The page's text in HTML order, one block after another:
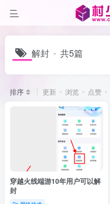
解封 共5篇
排序 更新 浏览 点赞
穿越火线端游10年用户可以解
封